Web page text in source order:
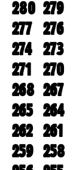
280 279
277 276
274 273
271 270
268 267
265 264
262 261
259 258